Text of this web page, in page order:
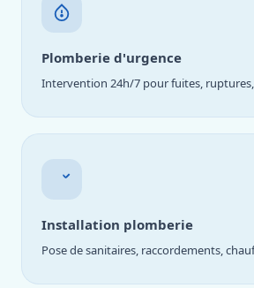
Plomberie d'urgence
Intervention 24h/7 pour fuites,
Installation plomberie
Pose de sanitaires, raccordements,